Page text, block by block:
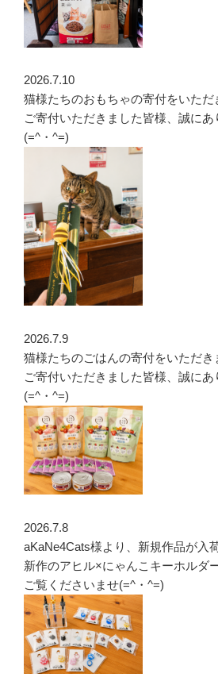
2026.7.10
猫様たちのおもちゃの寄付をいただ
ご寄付いただきました皆様、誠に
(=^・^=)
2026.7.9
猫様たちのごはんの寄付をいただき
ご寄付いただきました皆様、誠に
(=^・^=)
2026.7.8
aKaNe4Cats様より、新規作品が入
新作のアヒル×にゃんこキーホルダ
ご覧くださいませ(=^・^=)